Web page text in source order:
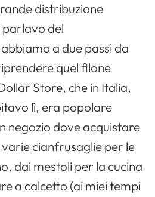
distribuzione
parlavo del
a due passi da
quel filone
Store, che in Italia,
lì, era popolare
negozio dove acquistare
cianfrusaglie per le
dai mestoli per la cucina
a calcetto (ai miei tempi